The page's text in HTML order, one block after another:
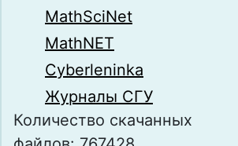
MathSciNet
MathNET
Cyberleninka
Журналы СГУ
Количество скачанных